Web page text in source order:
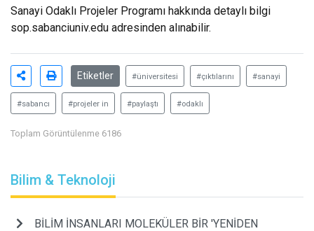
Sanayi Odaklı Projeler Programı hakkında detaylı bilgi
sop.sabanciuniv.edu adresinden alınabilir.
Etiketler #üniversitesi #çıktılarını #sanayi
#sabancı #projeler in #paylaştı #odaklı
Toplam Görüntülenme 6186
Bilim & Teknoloji
BİLİM İNSANLARI MOLEKÜLER BİR 'YENİDEN